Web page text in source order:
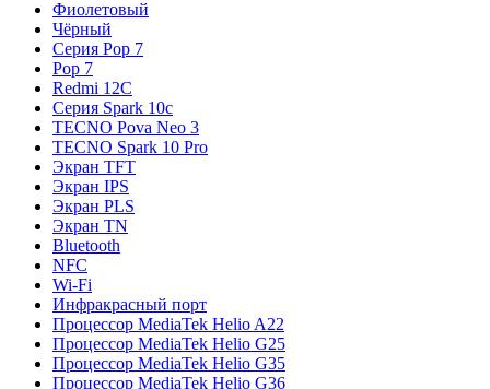
Фиолетовый
Чёрный
Серия Pop 7
Pop 7
Redmi 12C
Серия Spark 10c
TECNO Pova Neo 3
TECNO Spark 10 Pro
Экран TFT
Экран IPS
Экран PLS
Экран TN
Bluetooth
NFC
Wi-Fi
Инфракрасный порт
Процессор MediaTek Helio A22
Процессор MediaTek Helio G25
Процессор MediaTek Helio G35
Процессор MediaTek Helio G36